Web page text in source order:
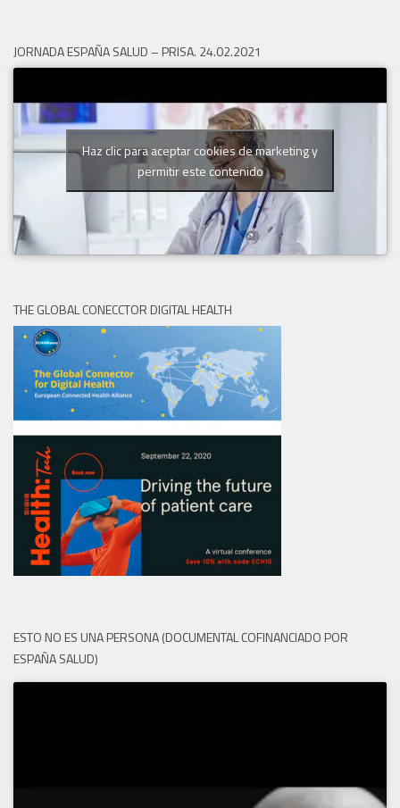
JORNADA ESPAÑA SALUD – PRISA. 24.02.2021
Haz clic para aceptar cookies de marketing y
permitir este contenido
THE GLOBAL CONECCTOR DIGITAL HEALTH
ESTO NO ES UNA PERSONA (DOCUMENTAL COFINANCIADO POR
ESPAÑA SALUD)